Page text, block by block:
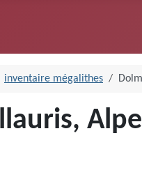
inventaire mégalithes